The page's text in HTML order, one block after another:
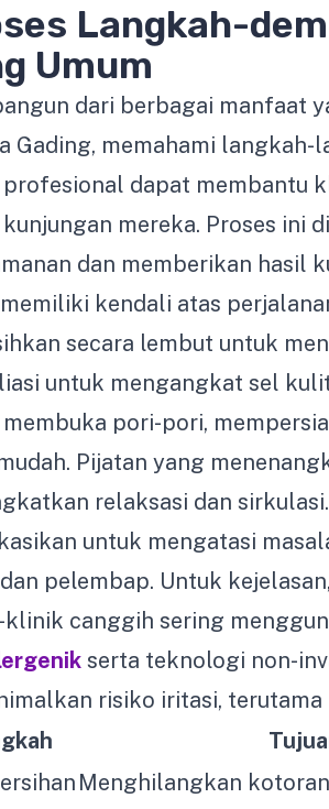
Langkah-
Umum
dari berbagai manfaat
Gading, memahami
dapat membantu
mereka. Proses ini
dan memberikan hasil
kendali atas
secara lembut untuk
untuk mengangkat sel
pori-pori,
Pijatan yang
relaksasi dan
untuk mengatasi
pelembap. Untuk
canggih sering
serta teknologi non-
risiko iritasi,
Menghilangkan